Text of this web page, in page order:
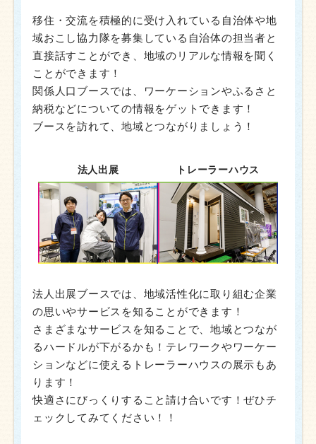
移住・交流を積極的に受け入れている自治体や地
域おこし協力隊を募集している自治体の担当者と
直接話すことができ、地域のリアルな情報を聞く
ことができます！
関係人口ブースでは、ワーケーションやふるさと
納税などについての情報をゲットできます！
ブースを訪れて、地域とつながりましょう！
法人出展 トレーラーハウス
法人出展ブースでは、地域活性化に取り組む企業
の思いやサービスを知ることができます！
さまざまなサービスを知ることで、地域とつなが
るハードルが下がるかも！テレワークやワーケー
ションなどに使えるトレーラーハウスの展示もあ
ります！
快適さにびっくりすること請け合いです！ぜひチ
ェックしてみてください！！